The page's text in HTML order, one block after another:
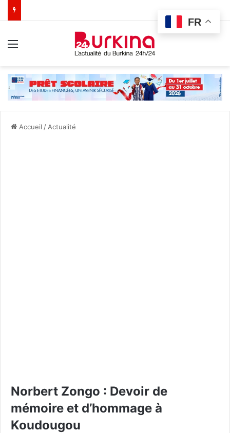
Accueil / Actualité
Norbert Zongo : Devoir de
mémoire et d’hommage à
Koudougou
FR